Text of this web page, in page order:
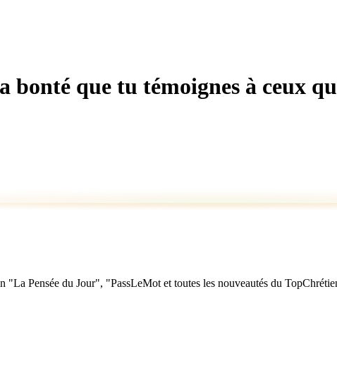
bonté que tu témoignes à ceux
"La Pensée du Jour", "PassLeMot et toutes les nouveautés du